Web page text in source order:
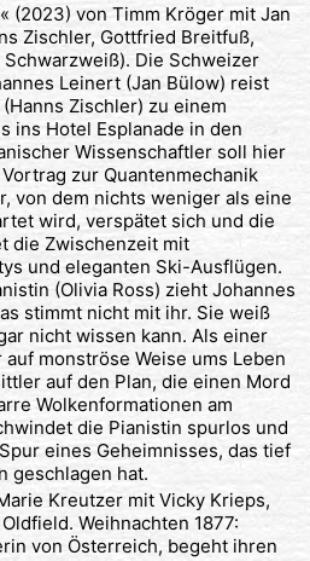
« (2023) von Timm Kröger mit Jan
Zischler, Gottfried Breitfuß,
Die Schweizer
Leinert (Jan Bülow) reist
Zischler) zu einem
ins Hotel Esplanade in den
Wissenschaftler soll hier
zur Quantenmechanik
von dem nichts weniger als eine
wird, verspätet sich und die
die Zwischenzeit mit
und eleganten Ski-Ausflügen.
(Olivia Ross) zieht Johannes
stimmt nicht mit ihr. Sie weiß
nicht wissen kann. Als einer
monströse Weise ums Leben
auf den Plan, die einen Mord
Wolkenformationen am
die Pianistin spurlos und
eines Geheimnisses, das tief
geschlagen hat.
Kreutzer mit Vicky Krieps,
Weihnachten 1877:
von Österreich, begeht ihren